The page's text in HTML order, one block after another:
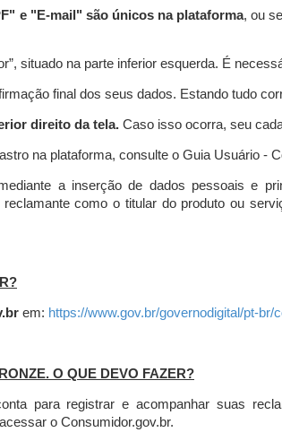
e "E-mail" são únicos na plataforma, ou
situado na parte inferior esquerda. É
final dos seus dados. Estando tudo
direito da tela. Caso isso ocorra, seu
na plataforma, consulte o Guia Usuário -
a inserção de dados pessoais e
como o titular do produto ou
em: https://www.gov.br/governodigital/pt-br/
O QUE DEVO FAZER?
para registrar e acompanhar suas
o Consumidor.gov.br.